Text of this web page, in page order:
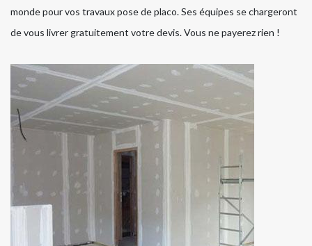
monde pour vos travaux pose de placo. Ses équipes se chargeront
de vous livrer gratuitement votre devis. Vous ne payerez rien !